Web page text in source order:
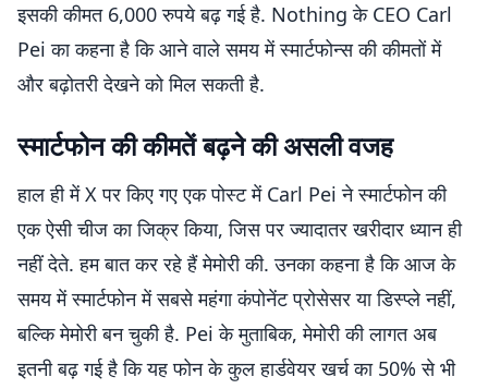
इसकी कीमत 6,000 रुपये बढ़ गई है. Nothing के CEO Carl
Pei का कहना है कि आने वाले समय में स्मार्टफोन्स की कीमतों में
और बढ़ोतरी देखने को मिल सकती है.
स्मार्टफोन की कीमतें बढ़ने की असली वजह
हाल ही में X पर किए गए एक पोस्ट में Carl Pei ने स्मार्टफोन की
एक ऐसी चीज का जिक्र किया, जिस पर ज्यादातर खरीदार ध्यान ही
नहीं देते. हम बात कर रहे हैं मेमोरी की. उनका कहना है कि आज के
समय में स्मार्टफोन में सबसे महंगा कंपोनेंट प्रोसेसर या डिस्प्ले नहीं,
बल्कि मेमोरी बन चुकी है. Pei के मुताबिक, मेमोरी की लागत अब
इतनी बढ़ गई है कि यह फोन के कुल हार्डवेयर खर्च का 50% से भी